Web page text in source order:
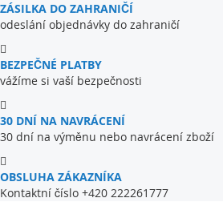
ZÁSILKA DO ZAHRANIČÍ
odeslání objednávky do zahraničí
BEZPEČNÉ PLATBY
vážíme si vaší bezpečnosti
30 DNÍ NA NAVRÁCENÍ
30 dní na výměnu nebo navrácení zboží
OBSLUHA ZÁKAZNÍKA
Kontaktní číslo +420 222261777